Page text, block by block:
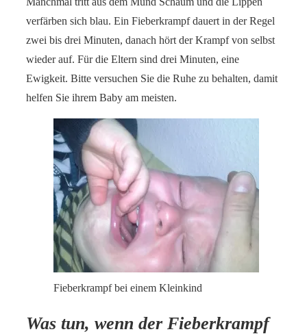
verfärben sich blau. Ein Fieberkrampf dauert in der Regel
zwei bis drei Minuten, danach hört der Krampf von selbst
wieder auf. Für die Eltern sind drei Minuten, eine
Ewigkeit. Bitte versuchen Sie die Ruhe zu behalten, damit
helfen Sie ihrem Baby am meisten.
Fieberkrampf bei einem Kleinkind
Was tun, wenn der Fieberkrampf